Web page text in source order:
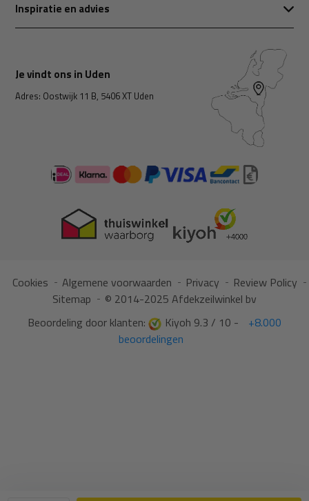
Inspiratie en advies
Je vindt ons in Uden
Adres: Oostwijk 11 B, 5406 XT Uden
Cookies Algemene voorwaarden Privacy
Review Policy
Sitemap
© 2014-2025 Afdekzeilwinkel bv
Beoordeling door klanten:
Kiyoh 9.3 / 10 -
+8.000
beoordelingen